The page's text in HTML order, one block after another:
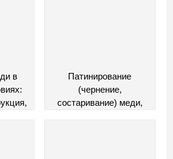
в
Патинирование
(чернение,
состаривание) меди,